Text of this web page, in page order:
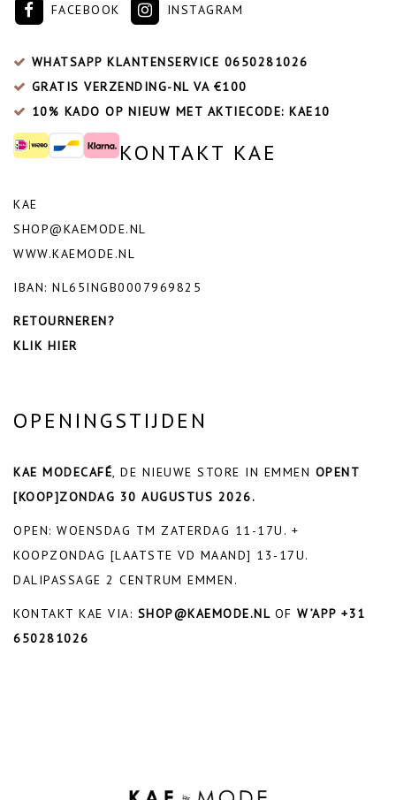
FACEBOOK INSTAGRAM
WHATSAPP KLANTENSERVICE 0650281026
GRATIS VERZENDING-NL VA €100
10% KADO OP NIEUW MET AKTIECODE: KAE10
KONTAKT KAE
KAE
SHOP@KAEMODE.NL
WWW.KAEMODE.NL
IBAN: NL65INGB0007969825
RETOURNEREN?
KLIK HIER
OPENINGSTIJDEN
KAE MODECAFÉ, DE NIEUWE STORE IN EMMEN OPENT
[KOOP]ZONDAG 30 AUGUSTUS 2026.
OPEN: WOENSDAG TM ZATERDAG 11-17U. +
KOOPZONDAG [LAATSTE VD MAAND] 13-17U.
DALIPASSAGE 2 CENTRUM EMMEN.
KONTAKT KAE VIA: SHOP@KAEMODE.NL OF W’APP +31
650281026